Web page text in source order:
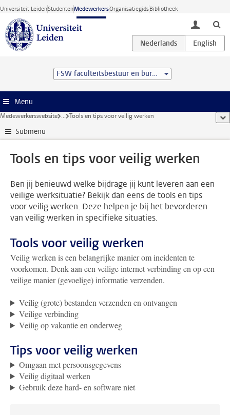
Ga direct naar de inhoud
Universiteit LeidenStudentenMedewerkersOrganisatiegidsBibliotheek
toggle
FSW faculteitsbestuur en bureau
Menu
Medewerkerswebsite ... Tools en tips voor veilig werken
Submenu
Tools en tips voor veilig werken
Ben jij benieuwd welke bijdrage jij kunt leveren aan een
veilige werksituatie? Bekijk dan eens de tools en tips
voor veilig werken. Deze helpen je bij het bevorderen
van veilig werken in specifieke situaties.
Tools voor veilig werken
Veilig werken is een belangrijke manier om incidenten te
voorkomen. Denk aan een veilige internet verbinding en op een
veilige manier (gevoelige) informatie verzenden.
Veilig (grote) bestanden verzenden en ontvangen
Veilige verbinding
Veilig op vakantie en onderweg
Tips voor veilig werken
Omgaan met persoonsgegevens
Veilig digitaal werken
Gebruik deze hard- en software niet